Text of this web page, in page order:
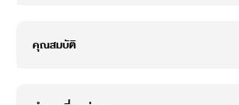
คุณสมบัติ